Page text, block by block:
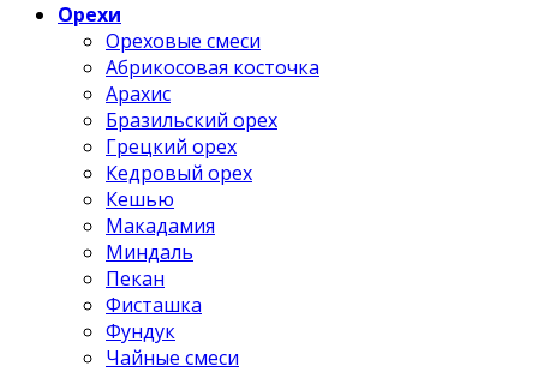
Орехи
Ореховые смеси
Абрикосовая косточка
Арахис
Бразильский орех
Грецкий орех
Кедровый орех
Кешью
Макадамия
Миндаль
Пекан
Фисташка
Фундук
Чайные смеси